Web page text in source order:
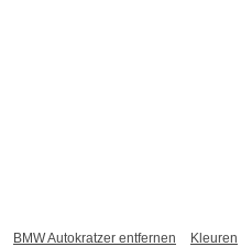
BMW Autokratzer entfernen
Kleuren